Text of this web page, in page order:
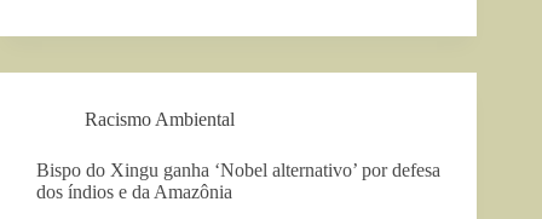
Racismo Ambiental
Bispo do Xingu ganha ‘Nobel alternativo’ por defesa
dos índios e da Amazônia